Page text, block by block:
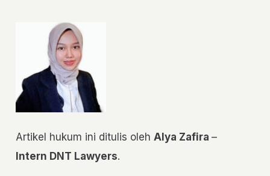
Artikel hukum ini ditulis oleh Alya Zafira –
Intern DNT Lawyers.